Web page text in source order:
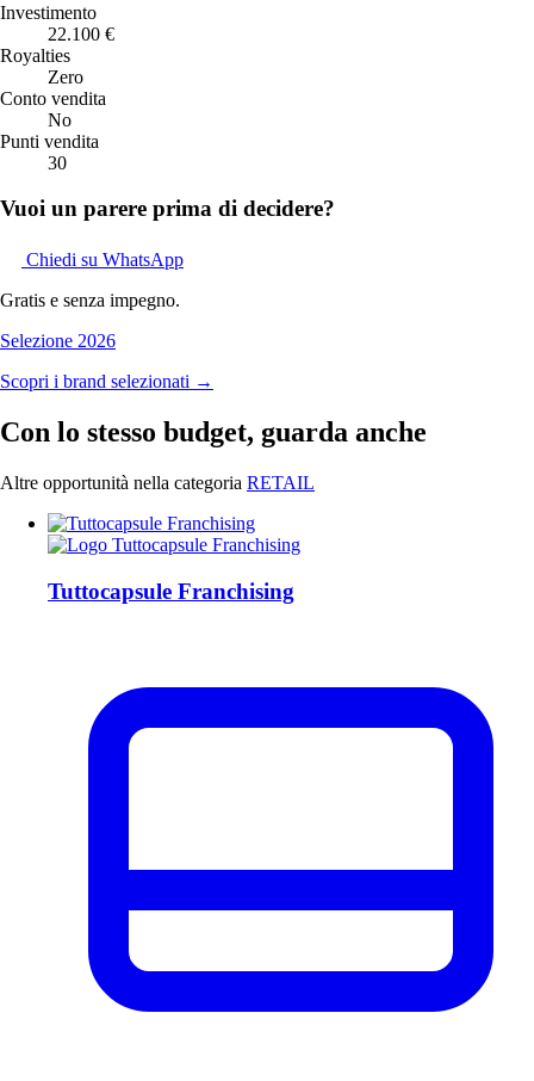
Investimento
22.100 €
Royalties
Zero
Conto vendita
No
Punti vendita
30
Vuoi un parere prima di decidere?
Chiedi su WhatsApp
Gratis e senza impegno.
Selezione 2026
Scopri i brand selezionati →
Con lo stesso budget, guarda anche
Altre opportunità nella categoria RETAIL
Tuttocapsule Franchising